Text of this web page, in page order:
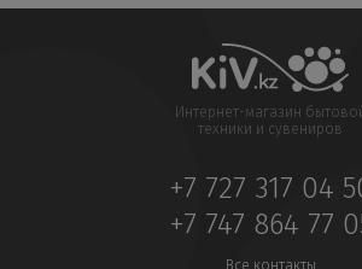
Интернет-магазин
техники и сувениров
+7 727 317 04
+7 747 864 77
Все контакты